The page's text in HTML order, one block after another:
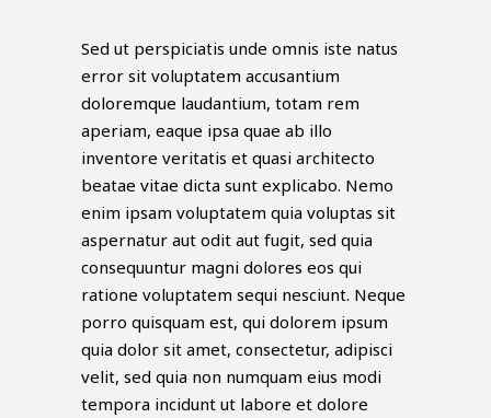
Sed ut perspiciatis unde omnis iste natus
error sit voluptatem accusantium
doloremque laudantium, totam rem
aperiam, eaque ipsa quae ab illo
inventore veritatis et quasi architecto
beatae vitae dicta sunt explicabo. Nemo
enim ipsam voluptatem quia voluptas sit
aspernatur aut odit aut fugit, sed quia
consequuntur magni dolores eos qui
ratione voluptatem sequi nesciunt. Neque
porro quisquam est, qui dolorem ipsum
quia dolor sit amet, consectetur, adipisci
velit, sed quia non numquam eius modi
tempora incidunt ut labore et dolore